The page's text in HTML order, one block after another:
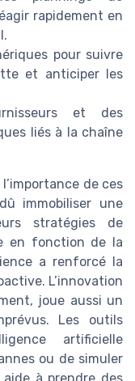
rapidement en
pour suivre
et anticiper les
et des
liés à la chaîne
de ces
immobiliser une
stratégies de
en fonction de la
a renforcé la
L’innovation
joue aussi un
Les outils
artificielle
ou de simuler